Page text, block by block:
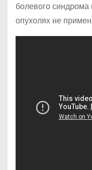
болевого
опухолях не